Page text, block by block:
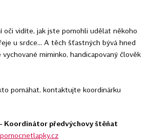
oči vidíte, jak jste pomohli udělat někoho
u srdce... A těch šťastných bývá hned
miminko, handicapovaný člověk
pomáhat, kontaktujte koordinárku
Koordinátor předvýchovy štěňat